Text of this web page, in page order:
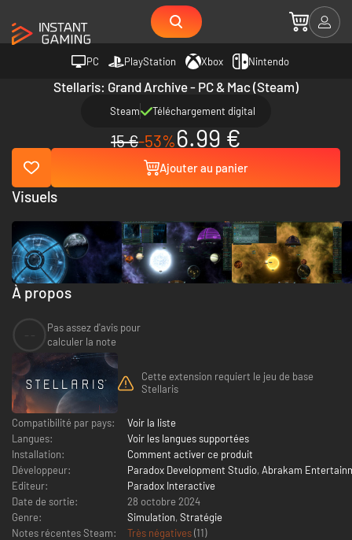
PC PlayStation Xbox Nintendo
Stellaris: Grand Archive - PC & Mac (Steam)
Steam Téléchargement digital
15 €-53%6.99 €
Ajouter au panier
À propos
Pas assez d'avis pour
calculer la note
Cette extension requiert le jeu de base
Stellaris
Compatibilité par pays:
Voir la liste
Langues:
Voir les langues supportées
Installation:
Comment activer ce produit
Développeur:
Paradox Development Studio, Abrakam
Editeur:
Paradox Interactive
Date de sortie:
28 octobre 2024
Genre:
Simulation, Stratégie
Notes récentes Steam:
Très négatives(11)
Visuels